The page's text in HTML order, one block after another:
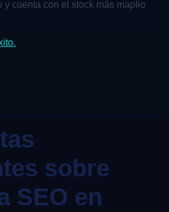
y cuenta con el stock más maplio
sobre
SEO en